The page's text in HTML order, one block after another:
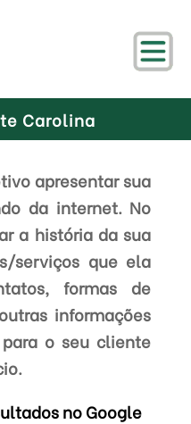
Carolina
apresentar sua
da internet. No
a história da sua
serviços que ela
formas de
informações
o seu cliente
no Google